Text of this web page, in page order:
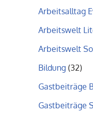
Arbeitsalltag
Arbeitswelt
Arbeitswelt
Bildung (32)
Gastbeiträge
Gastbeiträge